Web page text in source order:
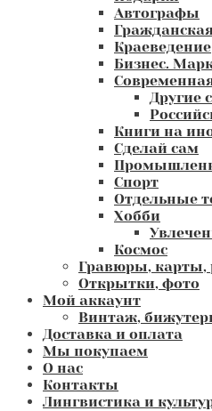
Автографы
Краеведение
Бизнес.
Другие
Книги на
Сделай сам
Спорт
Отдельные
Хобби
Космос
Гравюры, карты,
Открытки, фото
Мой аккаунт
Винтаж,
Доставка и оплата
Мы покупаем
О нас
Контакты
Лингвистика и